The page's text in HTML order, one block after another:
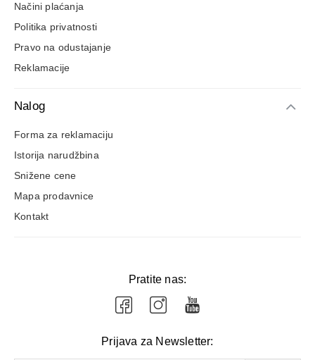
Načini plaćanja
Politika privatnosti
Pravo na odustajanje
Reklamacije
Nalog
Forma za reklamaciju
Istorija narudžbina
Snižene cene
Mapa prodavnice
Kontakt
Pratite nas:
Prijava za Newsletter: